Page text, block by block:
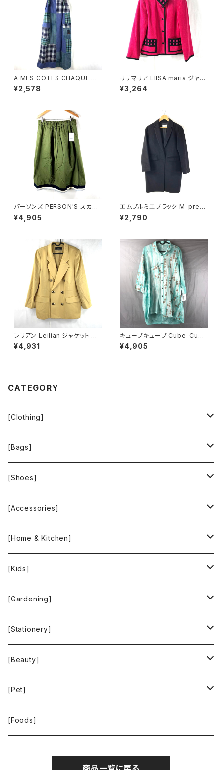
A MES COTES CHAQUE ジ
ャンパースカート チェック柄 ポ
ケット ブルー系 921472
¥2,578
リサマリア LIISA maria ジャケ
ット 裏地花柄 綿 肩パット ピン
ク 900697
¥3,264
パーソンズ PERSON'S スカー
ト ロング タグ付き 両サイドポケ
ット ブランドロゴ入り カーキ―
¥4,905
エムプルミエブラック M-premi
er BLACK コート 日本製 無地
スナップボタン ポケット 黒 36
¥2,790
レリアン Leilian ジャケット 肩
パッド 黄色 金色 13+サイズ 90
0590
¥4,931
キューブキューブ Cube-Cube
シャツ チュニック 七分袖 綿10
0％ 水玉柄 青緑系 40サイズ 9
¥4,905
CATEGORY
[Clothing]
Krochet Kids International
[Bags]
BAGGU
FOOD TEXTILE
INCASE
People Tree
[Shoes]
TOMS
[Accessories]
ALEX AND ANI
Feliz
Green Time
SKY LIMIT
KUSKA
[Home & Kitchen]
Bee Eco Wraps
CLOUDY
Francis+Dale
KAFFEEFORM
La Bontazza
THE TOKYO CORK
[Kids]
Mastro Geppetto
[Gardening]
gardens
If You Care
Root Pouch
URBAN GREEN MAKERS
[Stationery]
MOTHER FOREST
[Beauty]
STOP THE WATER WHILE USING ME!
[Pet]
WOLFGANG MAN ＆ BEAST
[Foods]
商品一覧に戻る